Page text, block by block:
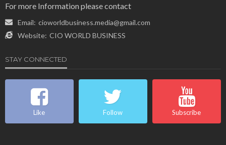
For more Information please contact
Email: cioworldbusiness.media@gmail.com
Website: CIO WORLD BUSINESS
STAY CONNECTED
Like Follow Subscribe